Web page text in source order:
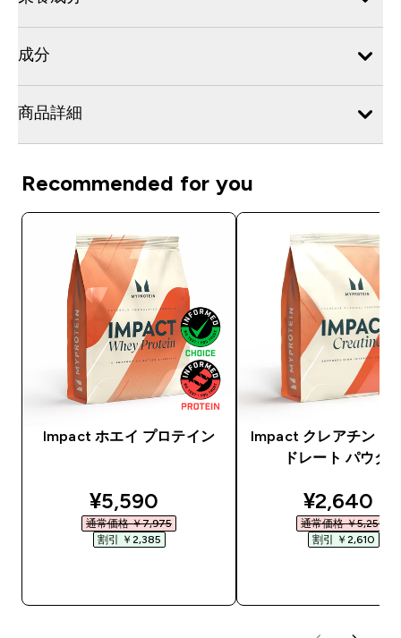
成分
商品詳細
Recommended for you
Impact ホエイ プロテイン
discounted price
¥5,590‎
通常価格 ￥7,975‎
割引 ￥2,385‎
Impact クレアチン モ
ドレート パウダ
¥2,640‎
通常価格 ￥5,250‎
割引 ￥2,610‎